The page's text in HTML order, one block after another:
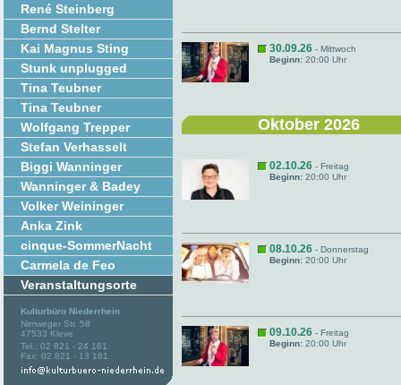
René Steinberg
Bernd Stelter
Kai Magnus Sting
Stunk unplugged
Tina Teubner
Tina Teubner
Wolfgang Trepper
Stefan Verhasselt
Biggi Wanninger
Wanninger & Badey
Volker Weininger
Anka Zink
cinque-SommerNacht
Carmela de Feo
Veranstaltungsorte
Kulturbüro Niederrhein
Nimweger Str. 58
47533 Kleve
Tel.: 02 821 - 24 161
Fax: 02 821 - 13 161
30.09.26 - Mittwoch
Beginn: 20:00 Uhr
Oktober 2026
02.10.26 - Freitag
Beginn: 20:00 Uhr
08.10.26 - Donnerstag
Beginn: 20:00 Uhr
09.10.26 - Freitag
Beginn: 20:00 Uhr